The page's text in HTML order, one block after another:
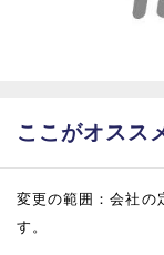
ここがオスス
変更の範囲：会社の
す。